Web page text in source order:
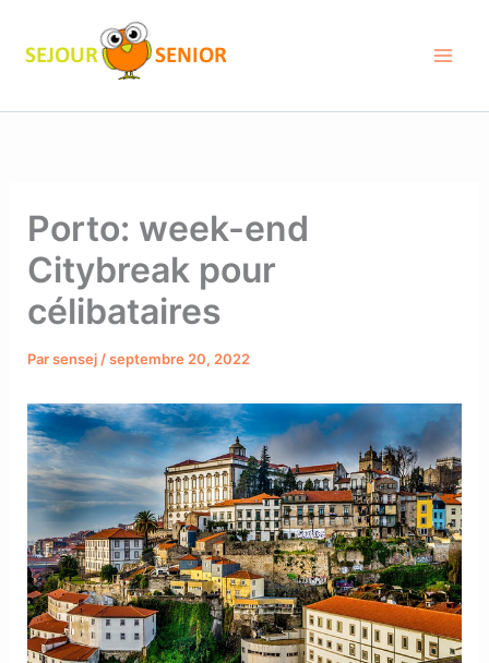
contenu
Porto: week-end
Citybreak pour
célibataires
Parsensej /septembre 20, 2022